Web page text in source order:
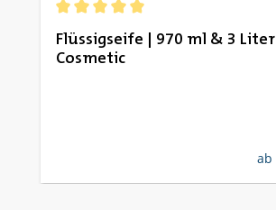
Flüssigseife | 970 ml & 3
Cosmetic
ab